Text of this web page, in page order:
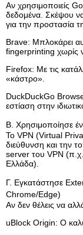
Αν χρησιμοποιείς
δεδομένα. Σκέψου
για την προστασία
Brave: Μπλοκάρει
fingerprinting χωρίς
Firefox: Με τις
«κάστρο».
DuckDuckGo
εστίαση στην
Β. Χρησιμοποίησε
Το VPN (Virtual
διεύθυνση και την
server του VPN (π.χ.
Ελλάδα).
Γ. Εγκατάστησε
Chrome/Edge)
Αν δεν θέλεις να
uBlock Origin: Ο